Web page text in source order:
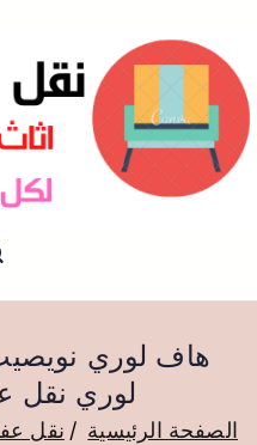
لوري نقل
الصفحة الرئيسية
نقل